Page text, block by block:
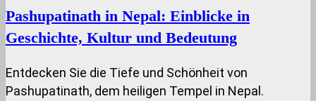
Pashupatinath in Nepal: Einblicke in
Geschichte, Kultur und Bedeutung
Entdecken Sie die Tiefe und Schönheit von
Pashupatinath, dem heiligen Tempel in Nepal.